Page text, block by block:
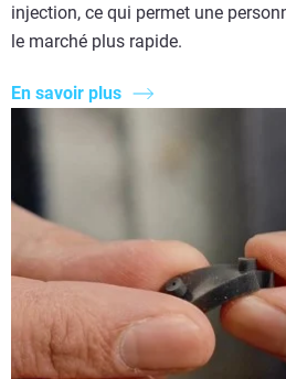
injection, ce qui permet une
le marché plus rapide.
En savoir plus